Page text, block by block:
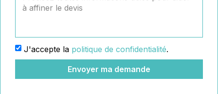
J'accepte la politique de confidentialité.
Envoyer ma demande